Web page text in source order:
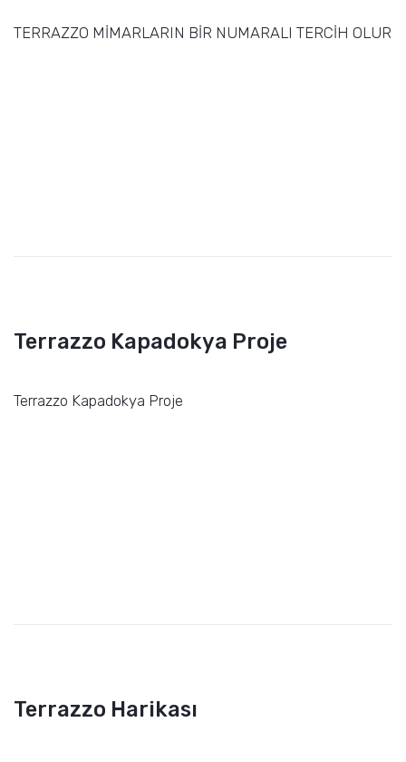
TERRAZZO MİMARLARIN BİR NUMARALI TERCİH OLUR
Terrazzo Kapadokya Proje
Terrazzo Kapadokya Proje
Terrazzo Harikası